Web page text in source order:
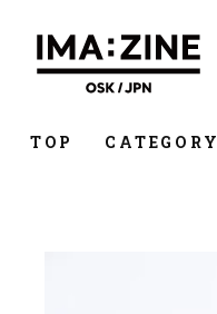
TOP CATEGORY